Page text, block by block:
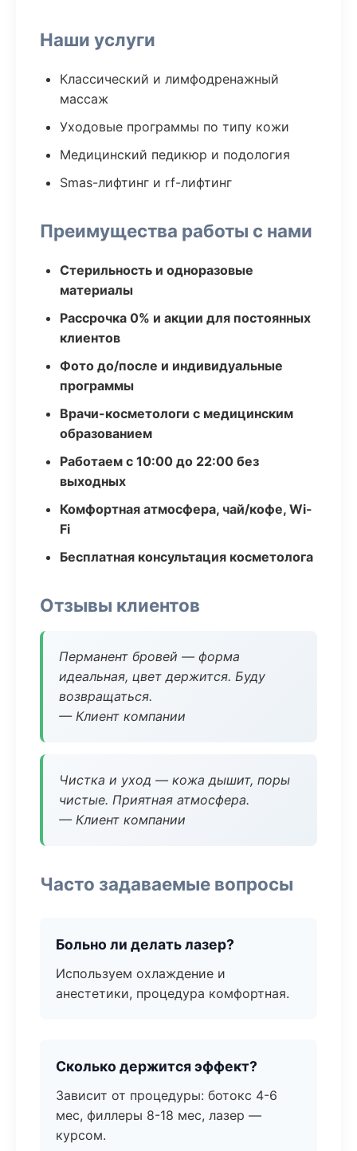
Наши услуги
Классический и лимфодренажный
массаж
Уходовые программы по типу кожи
Медицинский педикюр и подология
Smas-лифтинг и rf-лифтинг
Преимущества работы с нами
Стерильность и одноразовые
материалы
Рассрочка 0% и акции для постоянных
клиентов
Фото до/после и индивидуальные
программы
Врачи-косметологи с медицинским
образованием
Работаем с 10:00 до 22:00 без
выходных
Комфортная атмосфера, чай/кофе, Wi-
Fi
Бесплатная консультация косметолога
Отзывы клиентов
Перманент бровей — форма
идеальная, цвет держится. Буду
возвращаться.
— Клиент компании
Чистка и уход — кожа дышит, поры
чистые. Приятная атмосфера.
— Клиент компании
Часто задаваемые вопросы
Больно ли делать лазер?
Используем охлаждение и
анестетики, процедура комфортная.
Сколько держится эффект?
Зависит от процедуры: ботокс 4-6
мес, филлеры 8-18 мес, лазер —
курсом.